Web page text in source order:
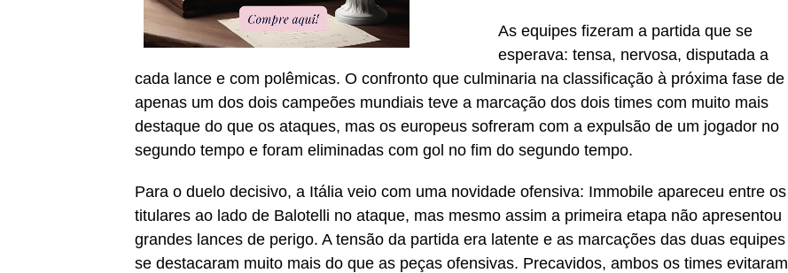
As equipes fizeram a partida que se
esperava: tensa, nervosa, disputada a
cada lance e com polêmicas. O confronto que culminaria na classificação à próxima fase de
apenas um dos dois campeões mundiais teve a marcação dos dois times com muito mais
destaque do que os ataques, mas os europeus sofreram com a expulsão de um jogador no
segundo tempo e foram eliminadas com gol no fim do segundo tempo.
Para o duelo decisivo, a Itália veio com uma novidade ofensiva: Immobile apareceu entre os
titulares ao lado de Balotelli no ataque, mas mesmo assim a primeira etapa não apresentou
grandes lances de perigo. A tensão da partida era latente e as marcações das duas equipes
se destacaram muito mais do que as peças ofensivas. Precavidos, ambos os times evitaram